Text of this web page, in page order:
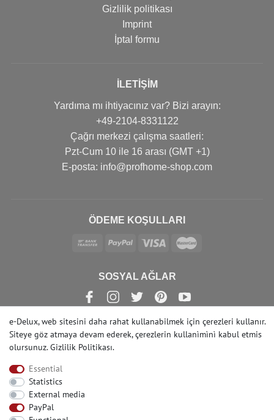
Gizlilik politikası
Imprint
İptal formu
İLETIŞIM
Yardıma mı ihtiyacınız var? Bizi arayın:
+49-2104-8331122
Çağrı merkezi çalışma saatleri:
Pzt-Cum 10 ile 16 arası (GMT +1)
Е-posta: info@profhome-shop.com
ÖDEME KOŞULLARI
SOSYAL AĞLAR
© Copyright 2022 | e-Delux GmbH
e-Delux, web sitesini daha rahat kullanabilmek için çerezleri kullanır.
Siteye göz atmaya devam ederek, çerezlerin kullanìmìnì kabul etmis
olursunuz.Gizlilik Politikası.
Essential
Statistics
External media
PayPal